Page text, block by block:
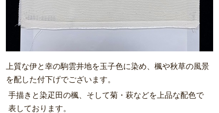
上質な伊と幸の駒雲井地を玉子色に染め、楓や秋草の風景
を配した付下げでございます。
手描きと染疋田の楓、そして菊・萩などを上品な配色で
表しております。